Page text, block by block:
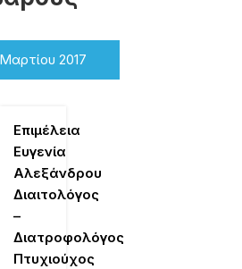
2017
Επιμέλεια
Ευγενία
Αλεξάνδρου
Διαιτολόγος
–
Διατροφολόγος
Πτυχιούχος